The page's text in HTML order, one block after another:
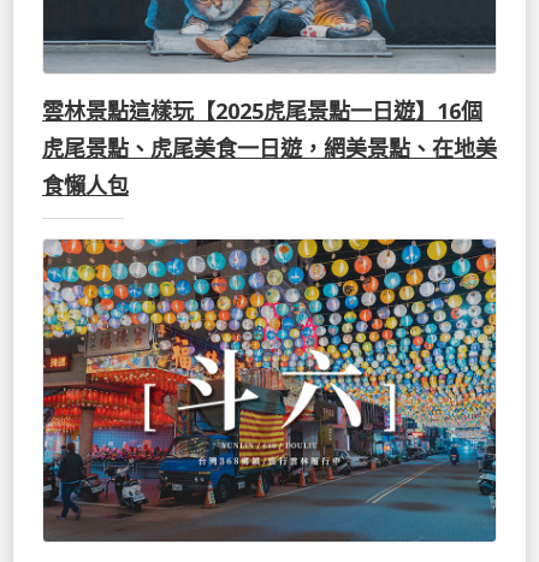
雲林景點這樣玩【2025虎尾景點一日遊】16個
虎尾景點、虎尾美食一日遊，網美景點、在地美
食懶人包